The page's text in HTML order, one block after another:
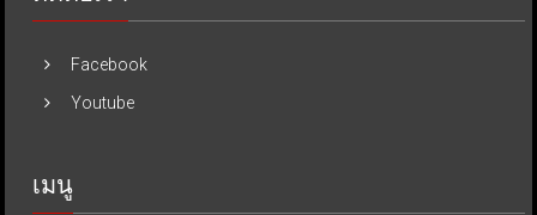
Facebook
Youtube
เมนู